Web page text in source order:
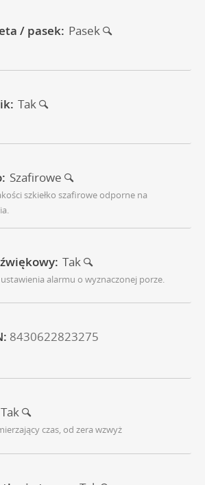
/ pasek: Pasek
Tak
Szafirowe
szkiełko szafirowe odporne na
Tak
alarmu o wyznaczonej porze.
8430622823275
Tak
czas, od zera wzwyż